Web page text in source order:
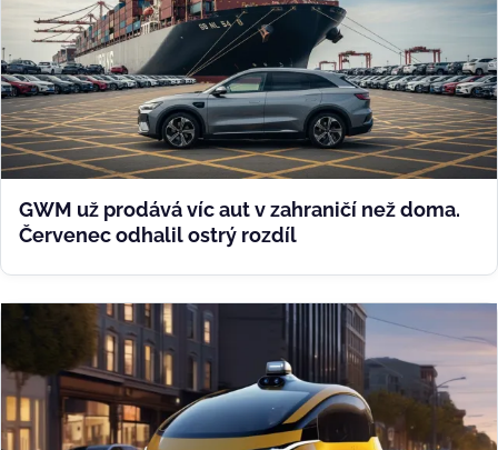
GWM už prodává víc aut v zahraničí než doma.
Červenec odhalil ostrý rozdíl